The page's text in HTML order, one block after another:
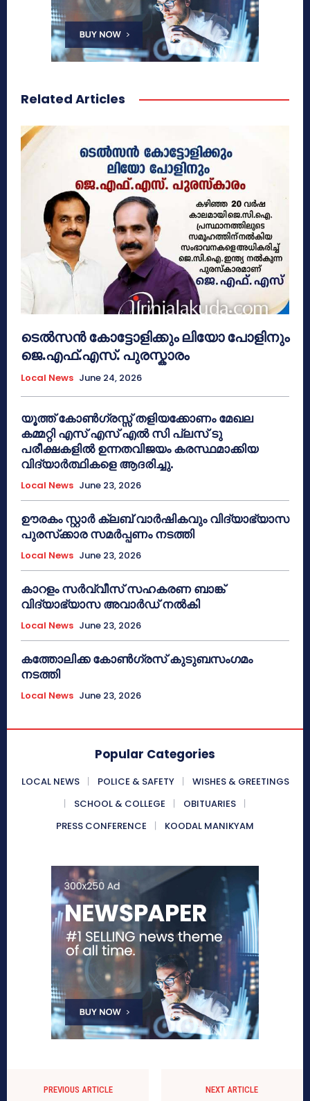
Related Articles
ടെൽസൻ കോട്ടോളിക്കും ലിയോ പോളിനും
ജെ.എഫ്.എസ്. പുരസ്കാരം
Local News June 24, 2026
യൂത്ത് കോൺഗ്രസ്സ് തളിയക്കോണം മേഖല
കമ്മറ്റി എസ് എസ് എൽ സി പ്ലസ് ടു
പരീക്ഷകളിൽ ഉന്നതവിജയം കരസ്ഥമാക്കിയ
വിദ്യാർത്ഥികളെ ആദരിച്ചു.
Local News June 23, 2026
ഊരകം സ്റ്റാർ ക്ലബ് വാർഷികവും വിദ്യാഭ്യാസ
പുരസ്‌ക്കാര സമർപ്പണം നടത്തി
Local News June 23, 2026
കാറളം സർവ്വീസ് സഹകരണ ബാങ്ക്
വിദ്യാഭ്യാസ അവാർഡ് നൽകി
Local News June 23, 2026
കത്തോലിക്ക കോൺഗ്രസ് കുടുബസംഗമം
നടത്തി
Local News June 23, 2026
Popular Categories
LOCAL NEWS POLICE & SAFETY
WISHES & GREETINGS
SCHOOL & COLLEGE
OBITUARIES
PRESS CONFERENCE
KOODAL MANIKYAM
PREVIOUS ARTICLE NEXT ARTICLE